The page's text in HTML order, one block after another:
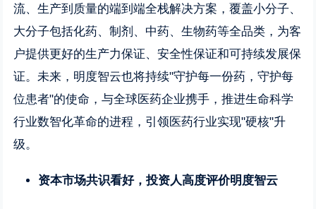
流、生产到质量的端到端全栈解决方案，覆盖小分子、
大分子包括化药、制剂、中药、生物药等全品类，为客
户提供更好的生产力保证、安全性保证和可持续发展保
证。未来，明度智云也将持续"守护每一份药，守护每
位患者"的使命，与全球医药企业携手，推进生命科学
行业数智化革命的进程，引领医药行业实现"硬核"升
级。
资本市场共识看好，投资人高度评价明度智云